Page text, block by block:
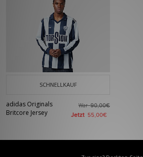
SCHNELLKAUF
adidas Originals
Britcore Jersey
War90,00€
Jetzt 55,00€